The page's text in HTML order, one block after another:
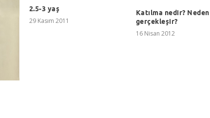
2.5-3 yaş
29 Kasım 2011
Katılma nedir? Neden
gerçekleşir?
16 Nisan 2012